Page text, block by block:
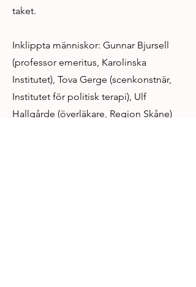
taket.
Inklippta människor: Gunnar Bjursell
(professor emeritus, Karolinska
Institutet), Tova Gerge (scenkonstnär,
Institutet för politisk terapi), Ulf
Hallgårde (överläkare, Region Skåne)